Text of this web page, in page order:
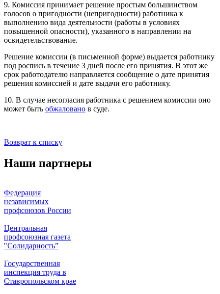
9. Комиссия принимает решение простым большинством
голосов о пригодности (непригодности) работника к
выполнению вида деятельности (работы в условиях
повышенной опасности), указанного в направлении на
освидетельствование.
Решение комиссии (в письменной форме) выдается работнику
под роспись в течение 3 дней после его принятия. В этот же
срок работодателю направляется сообщение о дате принятия
решения комиссией и дате выдачи его работнику.
10. В случае несогласия работника с решением комиссии оно
может быть обжаловано в суде.
Возврат к списку
Наши партнеры
Федерация
независимых
профсоюзов России
Центральная
профсоюзная газета
"Солидарность”
Государственная
инспекция труда в
Ставропольском крае